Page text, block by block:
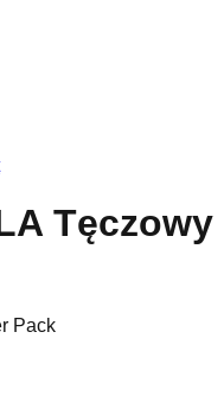
Tęczowy
Pack